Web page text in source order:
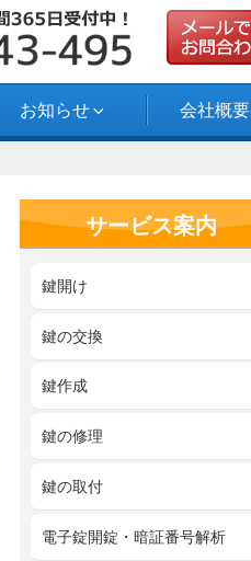
お知らせ 会社概要
サービス案内
鍵開け
鍵の交換
鍵作成
鍵の修理
鍵の取付
電子錠開錠・暗証番号解析